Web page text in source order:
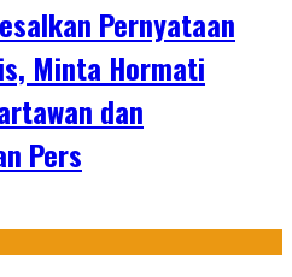
Pernyataan
Minta Hormati
dan
Pers